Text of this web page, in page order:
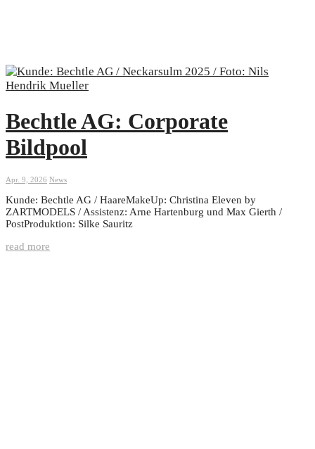
Bechtle AG: Corporate
Bildpool
Apr. 9, 2026 News
Kunde: Bechtle AG / HaareMakeUp: Christina Eleven by
ZARTMODELS / Assistenz: Arne Hartenburg und Max Gierth /
PostProduktion: Silke Sauritz
read more